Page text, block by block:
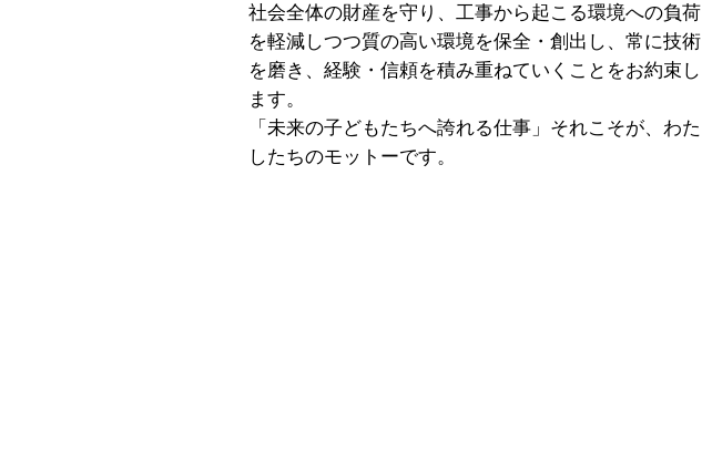
社会全体の財産を守り、工事から起こる環境への負荷
を軽減しつつ質の高い環境を保全・創出し、常に技術
を磨き、経験・信頼を積み重ねていくことをお約束し
ます。
「未来の子どもたちへ誇れる仕事」それこそが、わた
したちのモットーです。